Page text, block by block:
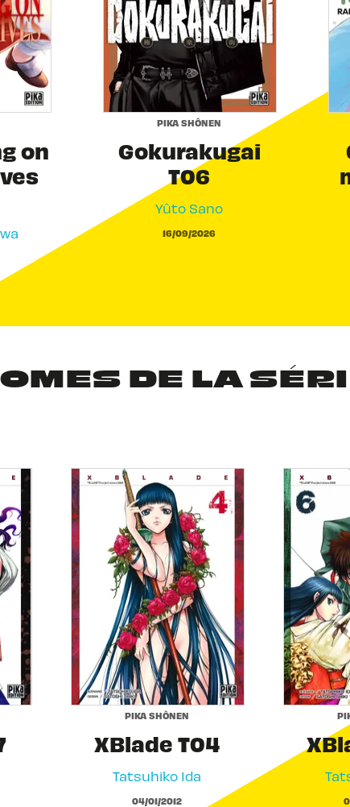
on
PIKA SHÔNEN
Gokurakugai
T06
Yûto Sano
16/09/2026
DE LA
PIKA SHÔNEN
XBlade T04
Tatsuhiko Ida
04/01/2012